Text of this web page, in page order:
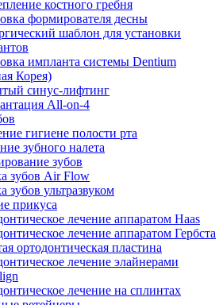
костного гребня
формирователя десны
шаблон для установки
импланта системы Dentium
Корея)
синус-лифтинг
All-on-4
гигиене полости рта
зубного налета
зубов
зубов Air Flow
зубов ультразвуком
прикуса
лечение аппаратом Haas
лечение аппаратом Гербста
ортодонтическая пластина
лечение элайнерами
лечение на сплинтах